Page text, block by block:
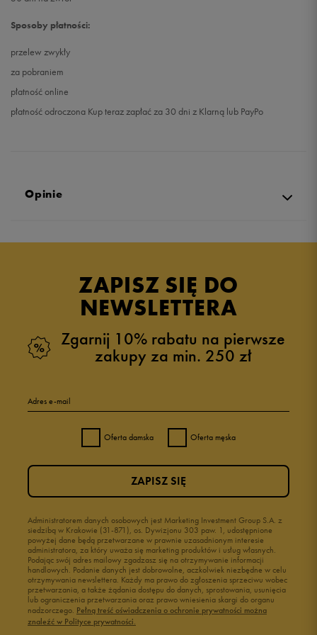
Sposoby płatności:
przelew zwykły
za pobraniem
płatność online
płatność odroczona Kup teraz zapłać za 30 dni z Klarną lub PayPo
Opinie
5.0
zebranych i zweryfikowanych przez
4 0%
1 0%
Jak zbieramy opinie?
ZAPISZ SIĘ DO
NEWSLETTERA
Zgarnij 10% rabatu na pierwsze
zakupy za min. 250 zł
Adres e-mail
Oferta damska Oferta męska
Administratorem danych osobowych jest Marketing Investment Group S.A. z
siedzibą w Krakowie (31-871), os. Dywizjonu 303 paw. 1, udostępnione
powyżej dane będą przetwarzane w prawnie uzasadnionym interesie
administratora, za który uważa się marketing produktów i usług własnych.
Podając swój adres mailowy zgadzasz się na otrzymywanie informacji
handlowych. Podanie danych jest dobrowolne, aczkolwiek niezbędne w celu
otrzymywania newslettera. Każdy ma prawo do zgłoszenia sprzeciwu wobec
przetwarzania, a także żądania dostępu do danych, sprostowania, usunięcia
lub ograniczenia przetwarzania oraz prawo wniesienia skargi do organu
nadzorczego. Pełną treść oświadczenia o ochronie prywatności można
znaleźć w Polityce prywatności.
ZAPISZ SIĘ